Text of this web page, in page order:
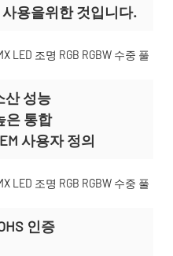
용을위한 것입니다.
산 성능
은 통합
사용자 정의
인증